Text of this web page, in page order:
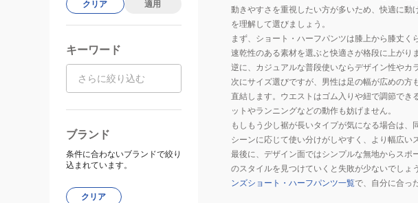
動きやすさを重視したい方が多いため、快適に
を理解して選びましょう。
まず、ショート・ハーフパンツは膝上から膝丈
速乾性のある素材を選ぶと快適さが格段に上がり
逆に、カジュアルな普段使いならデザイン性やカ
次にサイズ選びですが、男性は足の幅が広めの
直結します。ウエストはゴム入りや紐で調節で
ットやランニングなどの動作も妨げません。
もしもう少し裾が長いタイプが気になる場合は、
シーンに応じて使い分けがしやすく、より幅広い
最後に、デザイン面ではシンプルな無地からス
のスタイルを見つけていくと失敗が少ないでし
ンズショート・ハーフパンツ一覧で、自分に合っ
クリア 適用
キーワード
ブランド
条件に合わないブランドで絞り
込まれています。
クリア